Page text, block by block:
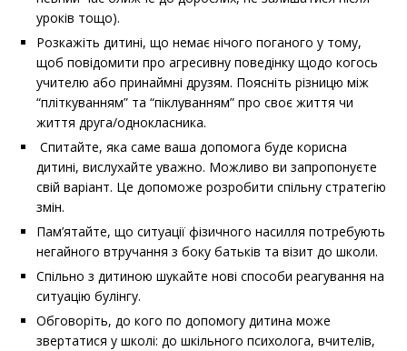
уроків тощо).
Розкажіть дитині, що немає нічого поганого у тому,
щоб повідомити про агресивну поведінку щодо когось
учителю або принаймні друзям. Поясніть різницю між
“пліткуванням” та “піклуванням” про своє життя чи
життя друга/однокласника.
Спитайте, яка саме ваша допомога буде корисна
дитині, вислухайте уважно. Можливо ви запропонуєте
свій варіант. Це допоможе розробити спільну стратегію
змін.
Пам’ятайте, що ситуації фізичного насилля потребують
негайного втручання з боку батьків та візит до школи.
Спільно з дитиною шукайте нові способи реагування на
ситуацію булінгу.
Обговоріть, до кого по допомогу дитина може
звертатися у школі: до шкільного психолога, вчителів,